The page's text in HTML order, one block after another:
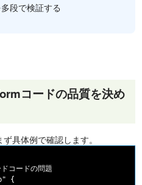
段で検証する
コードの品質を決め
具体例で確認します。
コードの問題
{